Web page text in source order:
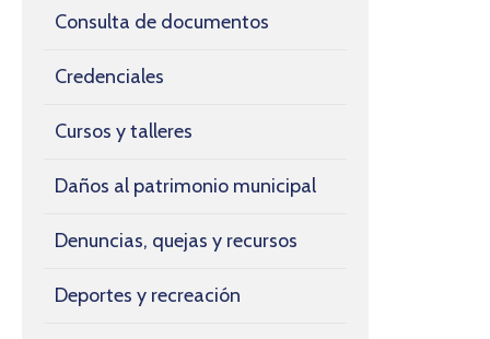
Consulta de documentos
Credenciales
Cursos y talleres
Daños al patrimonio municipal
Denuncias, quejas y recursos
Deportes y recreación